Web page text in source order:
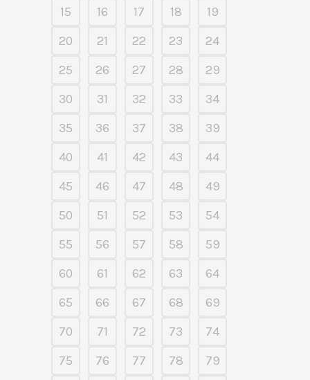
15
16 17 18
19
20
21 22 23
24
25
26 27 28
29
30
31 32 33
34
35
36 37 38
39
40
41 42 43
44
45
46 47 48
49
50
51 52 53
54
55
56 57 58
59
60
61 62 63
64
65
66 67 68
69
70
71 72 73
74
75
76 77 78
79